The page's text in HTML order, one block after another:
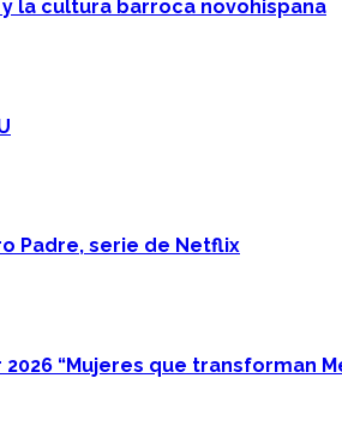
la cultura barroca novohispana
Padre, serie de Netflix
“Mujeres que transforman